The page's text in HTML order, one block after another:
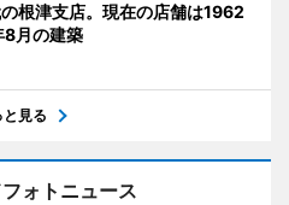
根津支店。現在の店舗は1962
8月の建築
と見る
ォトニュース